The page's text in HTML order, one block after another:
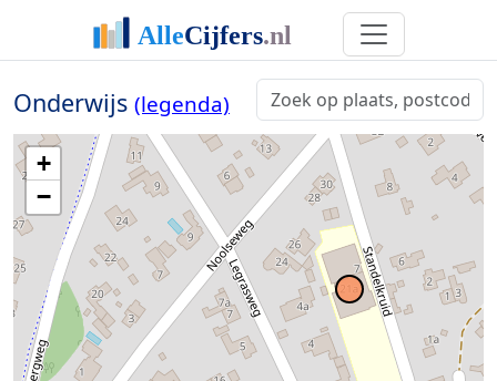
Onderwijs (legenda)
+
−